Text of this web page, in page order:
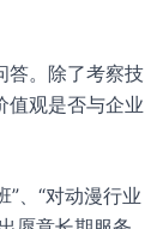
答。除了考察技
值观是否与企业
”、“对动漫行业